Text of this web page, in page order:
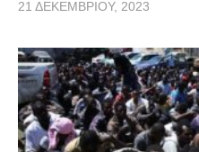
21 ΔΕΚΕΜΒΡΊΟΥ, 2023